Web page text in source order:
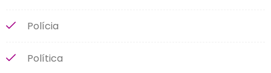
Polícia
Política